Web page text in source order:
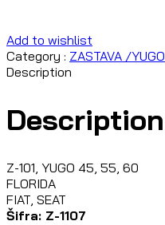
Add to wishlist
Category : ZASTAVA /YUGO
Description
Description
Z-101, YUGO 45, 55, 60
FLORIDA
FIAT, SEAT
Šifra: Z-1107